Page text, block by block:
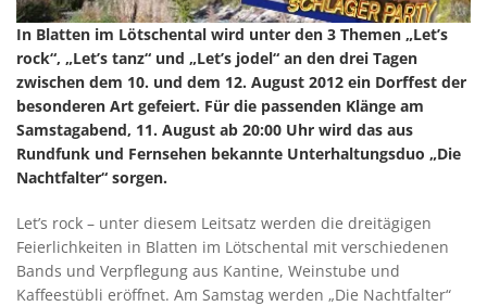
In Blatten im Lötschental wird unter den 3 Themen „Let’s
rock“, „Let’s tanz“ und „Let’s jodel“ an den drei Tagen
zwischen dem 10. und dem 12. August 2012 ein Dorffest der
besonderen Art gefeiert. Für die passenden Klänge am
Samstagabend, 11. August ab 20:00 Uhr wird das aus
Rundfunk und Fernsehen bekannte Unterhaltungsduo „Die
Nachtfalter“ sorgen.
Let’s rock – unter diesem Leitsatz werden die dreitägigen
Feierlichkeiten in Blatten im Lötschental mit verschiedenen
Bands und Verpflegung aus Kantine, Weinstube und
Kaffeestübli eröffnet. Am Samstag werden „Die Nachtfalter“